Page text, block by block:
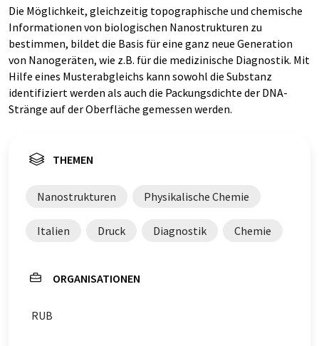
Die Möglichkeit, gleichzeitig topographische und chemische
Informationen von biologischen Nanostrukturen zu
bestimmen, bildet die Basis für eine ganz neue Generation
von Nanogeräten, wie z.B. für die medizinische Diagnostik. Mit
Hilfe eines Musterabgleichs kann sowohl die Substanz
identifiziert werden als auch die Packungsdichte der DNA-
Stränge auf der Oberfläche gemessen werden.
THEMEN
Nanostrukturen Physikalische Chemie
Italien Druck Diagnostik Chemie
ORGANISATIONEN
RUB